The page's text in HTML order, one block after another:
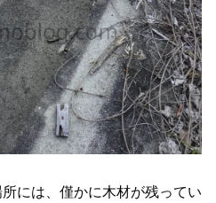
には、僅かに木材が残ってい